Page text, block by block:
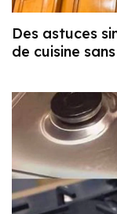
Des astuces
de cuisine